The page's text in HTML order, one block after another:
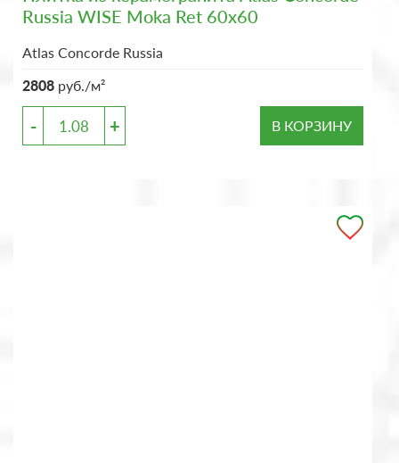
Russia WISE Moka Ret 60x60
Atlas Concorde Russia
2808 руб./м²
- + В КОРЗИНУ